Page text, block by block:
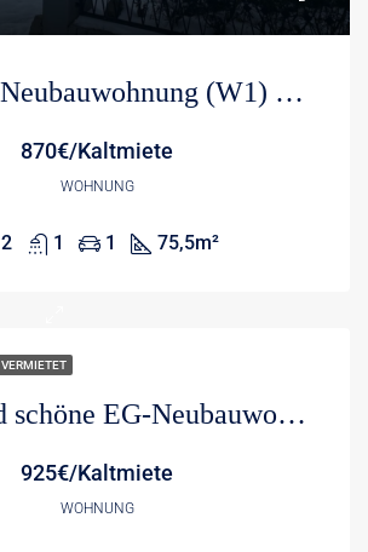
Helle EG-Neubauwohnung (W1) mit großer Terrasse EBK und Südausrichtung
870€/Kaltmiete
WOHNUNG
2 1 1 75,5m²
VERMIETET
Auffallend schöne EG-Neubauwohnung (W2) mit großer Terrasse EBK und Südausrichtung
925€/Kaltmiete
WOHNUNG